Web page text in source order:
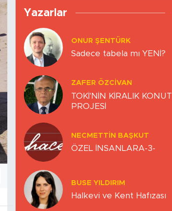
Yazarlar
ONUR ŞENTÜRK
Sadece tabela mı YENİ?
ZAFER ÖZCIVAN
TOKİ'NİN KİRALIK KONUT
PROJESİ
NECMETTIN BAŞKUT
ÖZEL İNSANLARA-3-
BUSE YILDIRIM
Halkevi ve Kent Hafızası